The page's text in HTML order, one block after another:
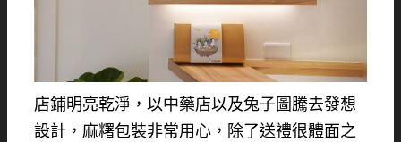
店鋪明亮乾淨，以中藥店以及兔子圖騰去發想
設計，麻糬包裝非常用心，除了送禮很體面之